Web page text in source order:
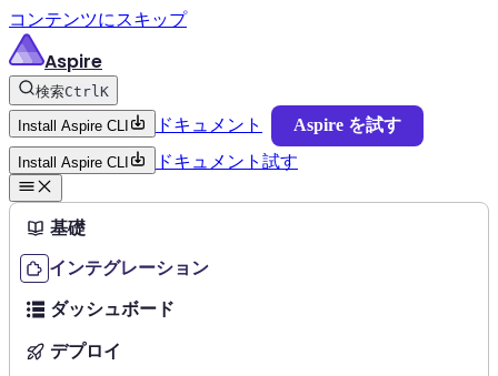
コンテンツにスキップ
Aspire
検索CtrlK
Install Aspire CLI ドキュメント Aspire を試す
Install Aspire CLI ドキュメント 試す
基礎
インテグレーション
ダッシュボード
デプロイ